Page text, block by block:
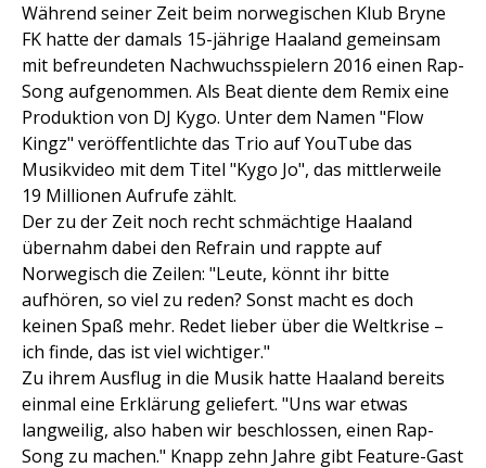
Während seiner Zeit beim norwegischen Klub Bryne
FK hatte der damals 15-jährige Haaland gemeinsam
mit befreundeten Nachwuchsspielern 2016 einen Rap-
Song aufgenommen. Als Beat diente dem Remix eine
Produktion von DJ Kygo. Unter dem Namen "Flow
Kingz" veröffentlichte das Trio auf YouTube das
Musikvideo mit dem Titel "Kygo Jo", das mittlerweile
19 Millionen Aufrufe zählt.
Der zu der Zeit noch recht schmächtige Haaland
übernahm dabei den Refrain und rappte auf
Norwegisch die Zeilen: "Leute, könnt ihr bitte
aufhören, so viel zu reden? Sonst macht es doch
keinen Spaß mehr. Redet lieber über die Weltkrise –
ich finde, das ist viel wichtiger."
Zu ihrem Ausflug in die Musik hatte Haaland bereits
einmal eine Erklärung geliefert. "Uns war etwas
langweilig, also haben wir beschlossen, einen Rap-
Song zu machen." Knapp zehn Jahre gibt Feature-Gast